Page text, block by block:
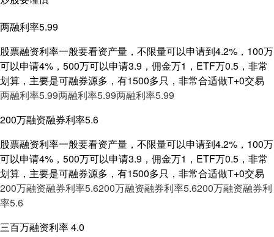
两融利率5.99
股票融资利率一般要看资产量，不限量可以申请到4.2%，100万
可以申请4%，500万可以申请3.9，佣金万1，ETF万0.5，非常
划算，主要是可融券源多，有1500多只，非常合适做T+0交易
两融利率5.99两融利率5.99两融利率5.99
200万融资融券利率5.6
股票融资利率一般要看资产量，不限量可以申请到4.2%，100万
可以申请4%，500万可以申请3.9，佣金万1，ETF万0.5，非常
划算，主要是可融券源多，有1500多只，非常合适做T+0交易
200万融资融券利率5.6200万融资融券利率5.6200万融资融券利
率5.6
三百万融资利率 4.0